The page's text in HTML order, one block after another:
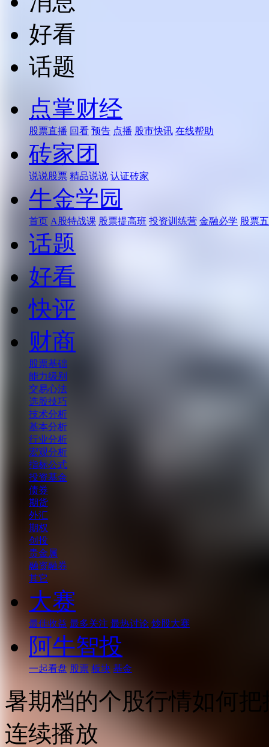
好看
话题
点掌财经
股票直播 回看 预告 点播 股市快讯 在线帮助
砖家团
说说股票 精品说说 认证砖家
牛金学园
首页 A股特战课 股票提高班 投资训练营 金融必学 股票
话题
好看
快评
财商
股票基础
能力级别
交易心法
选股技巧
技术分析
基本分析
行业分析
宏观分析
指标公式
投资基金
债券
期货
外汇
期权
创投
贵金属
融资融券
其它
大赛
最佳收益 最多关注 最热讨论 炒股大赛
阿牛智投
一起看盘 股票 板块 基金
暑期档的个股行情如何把
连续播放